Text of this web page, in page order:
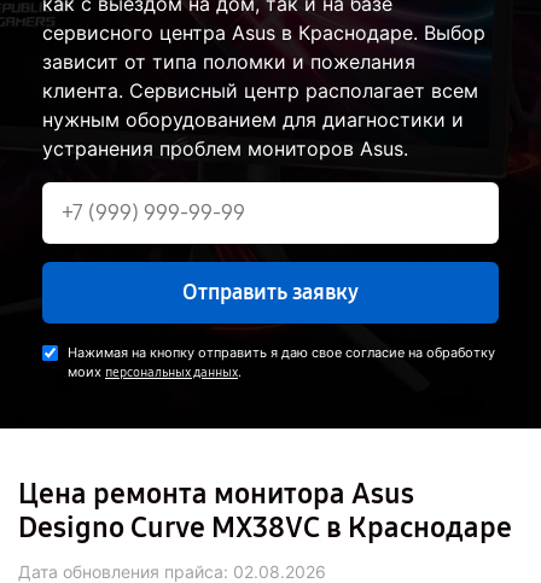
сервисного центра Asus в Краснодаре. Выбор
зависит от типа поломки и пожелания
клиента. Сервисный центр располагает всем
нужным оборудованием для диагностики и
устранения проблем мониторов Asus.
Отправить заявку
Нажимая на кнопку отправить я даю свое согласие на обработку
моих персональных данных.
Цена ремонта монитора Asus
Designo Curve MX38VC в Краснодаре
Дата обновления прайса: 02.08.2026